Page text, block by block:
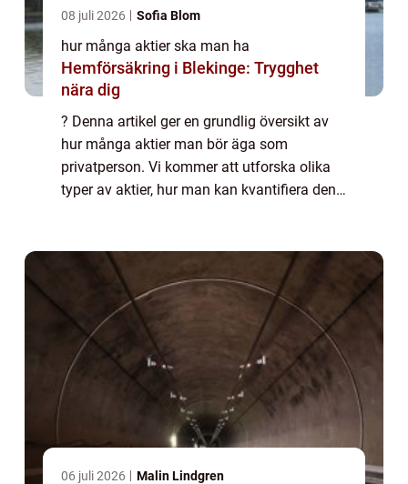
08 juli 2026 Sofia Blom
hur många aktier ska man ha
Hemförsäkring i Blekinge: Trygghet
nära dig
? Denna artikel ger en grundlig översikt av
hur många aktier man bör äga som
privatperson. Vi kommer att utforska olika
typer av aktier, hur man kan kvantifiera den
Dessutom...
06 juli 2026 Malin Lindgren